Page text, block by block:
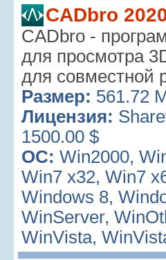
CADbro
CADbro -
для просмотра
для совместной
Размер: 561.72
Лицензия:
1500.00 $
ОС: Win2000,
Win7 x32, Win7
Windows 8,
WinServer,
WinVista,